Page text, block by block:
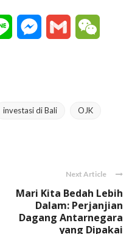
Line Messenger
Gmail
investasi di Bali OJK
Next Article
Mari Kita Bedah Lebih
Dalam: Perjanjian
Dagang Antarnegara
yang Dipakai